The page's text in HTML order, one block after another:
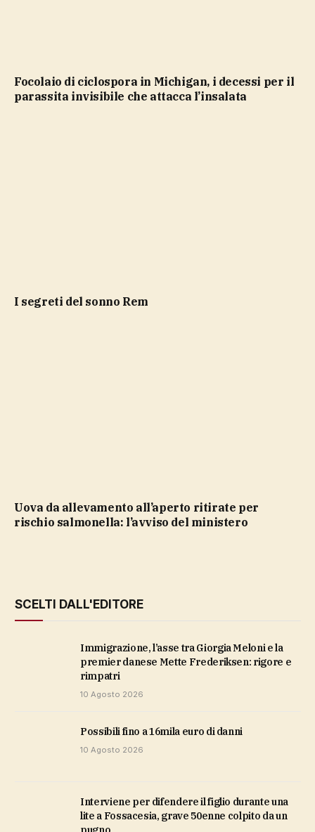
Focolaio di ciclospora in Michigan, i decessi per il
parassita invisibile che attacca l’insalata
i segreti del sonno Rem
Uova da allevamento all’aperto ritirate per
rischio salmonella: l’avviso del ministero
SCELTI DALL'EDITORE
Immigrazione, l’asse tra Giorgia Meloni e la
premier danese Mette Frederiksen: rigore e
rimpatri
10 Agosto 2026
possibili fino a 16mila euro di danni
10 Agosto 2026
Interviene per difendere il figlio durante una
lite a Fossacesia, grave 50enne colpito da un